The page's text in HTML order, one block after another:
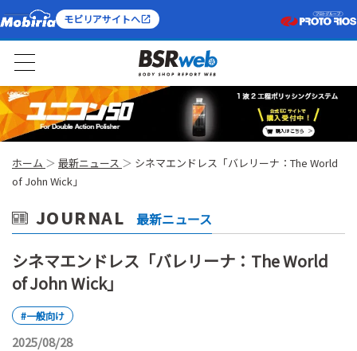
モビリアサイトへ
ホーム 最新ニュース
シネマエンドレス「バレリーナ：The World
of John Wick」
JOURNAL 最新ニュース
シネマエンドレス「バレリーナ：The World
of John Wick」
#一般向け
2025/08/28